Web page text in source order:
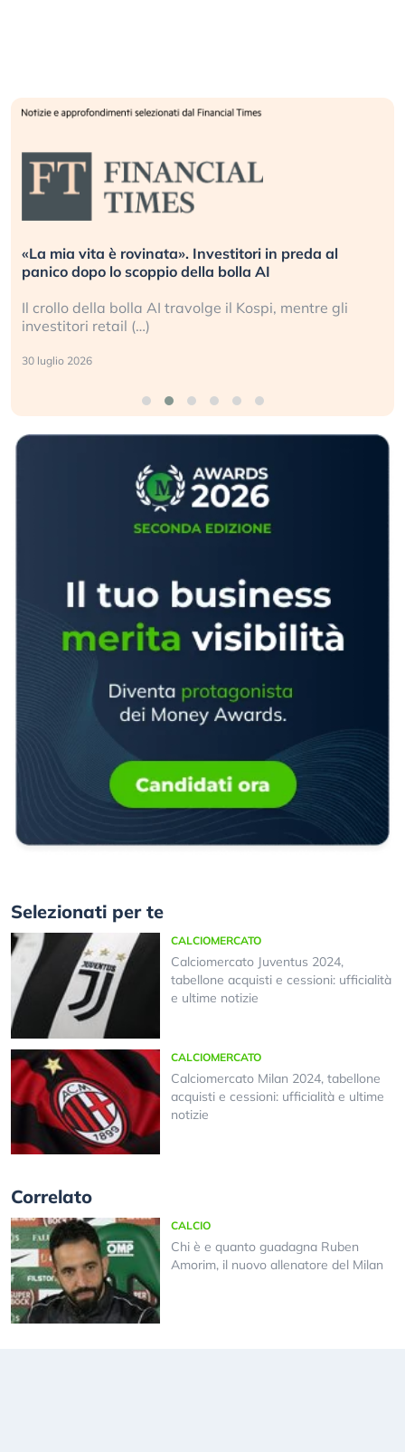
Investitori in preda al
bolla AI
il Kospi, mentre gli
Quando la finanza pesa
L’America sta ripetendo
La ricchezza mondiale
Selezionati per te
CALCIOMERCATO
Calciomercato Juventus 2024,
tabellone acquisti e cessioni: ufficialità
e ultime notizie
CALCIOMERCATO
Calciomercato Milan 2024, tabellone
acquisti e cessioni: ufficialità e ultime
notizie
Correlato
CALCIO
Chi è e quanto guadagna Ruben
Amorim, il nuovo allenatore del Milan